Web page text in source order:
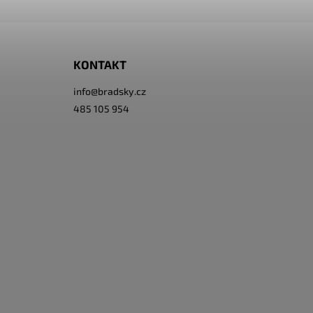
KONTAKT
info@bradsky.cz
485 105 954